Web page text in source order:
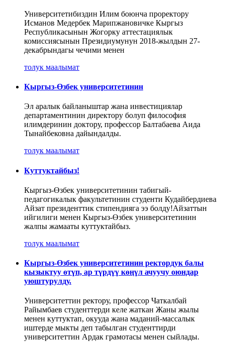
Университетибиздин Илим боюнча проректору
Исманов Медербек Марипжановичке Кыргыз
Республикасынын Жогорку аттестациялык
комиссиясынын Президиумунун 2018-жылдын 27-
декабрындагы чечими менен
толук маалымат
Кыргыз-Өзбек университетинин
Эл аралык байланыштар жана инвестициялар
департаментинин директору болуп философия
илимдеринин доктору, профессор Балтабаева Аида
Тынайбековна дайындалды.
толук маалымат
Куттуктайбыз!
Кыргыз-Өзбек университетинин табигый-
педагогикалык факультетинин студенти Кудайбердиева
Айзат президенттик стипендияга ээ болду!Айзаттын
ийгилиги менен Кыргыз-Өзбек университетинин
жалпы жамааты куттуктайбыз.
толук маалымат
Кыргыз-Өзбек университетинин ректордук балы
кызыктуу өтүп, ар түрдүү көңүл ачуучу оюндар
уюштурулду.
Университеттин ректору, профессор Чаткалбай
Райымбаев студенттерди келе жаткан Жаны жылы
менен куттуктап, окууда жана маданий-массалык
иштерде мыкты деп табылган студенттирди
университеттин Ардак грамотасы менен сыйлады.